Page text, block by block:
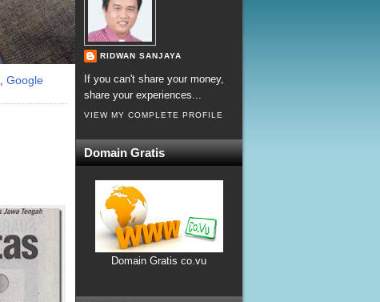
Google
RIDWAN SANJAYA
If you can't share your money,
share your experiences...
VIEW MY COMPLETE PROFILE
Domain Gratis
Domain Gratis co.vu